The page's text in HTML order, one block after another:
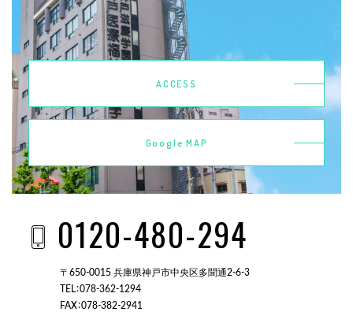
ACCESS
Google MAP
0120-480-294
〒650-0015 兵庫県神戸市中央区多聞通2-6-3
TEL：078-362-1294
FAX：078-382-2941